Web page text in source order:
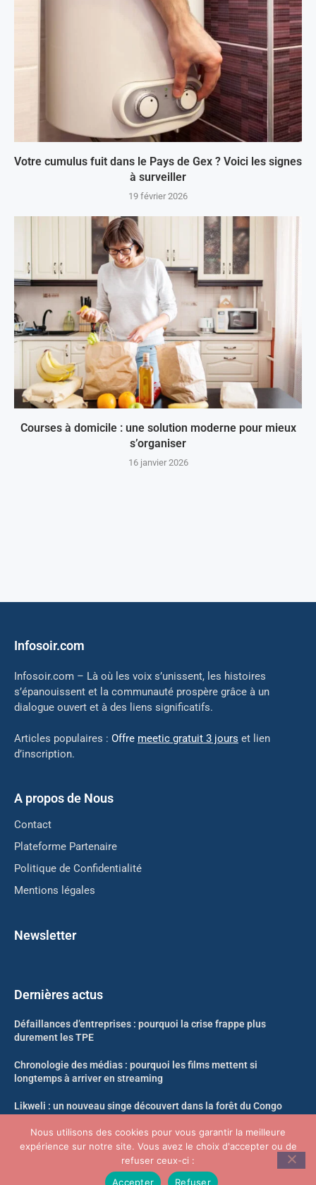
Votre cumulus fuit dans le Pays de Gex ? Voici les signes
à surveiller
19 février 2026
Courses à domicile : une solution moderne pour mieux
s’organiser
16 janvier 2026
Infosoir.com
Infosoir.com – Là où les voix s’unissent, les histoires
s’épanouissent et la communauté prospère grâce à un
dialogue ouvert et à des liens significatifs.
Articles populaires : Offre meetic gratuit 3 jours et lien
d’inscription.
A propos de Nous
Contact
Plateforme Partenaire
Politique de Confidentialité
Mentions légales
Newsletter
Dernières actus
Défaillances d’entreprises : pourquoi la crise frappe plus
durement les TPE
Chronologie des médias : pourquoi les films mettent si
longtemps à arriver en streaming
Likweli : un nouveau singe découvert dans la forêt du Congo
Crypto-actifs : le nouveau décret qui change tout sur la
propriété et le nantissement
Nous utilisons des cookies pour vous garantir la meilleure
expérience sur notre site. Vous avez le choix d'accepter ou de
refuser ceux-ci :
Accepter
Refuser